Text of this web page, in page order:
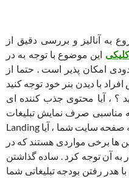
به آنالیز و بررسی دقیق از
این موضوع با توجه به در
امکان پذیر است . حتما از
با دیدن بنر خود توجه کنید
؟ ، آیا محتوی جذب کننده ای
مناسبی صرف نمایش تبلیغات
خود کرده اید ؟ ، پس از ورود کاربر به صفحه سایت شما ، آیا Landing
ها برخی مواردی هستند که در
به آن توجه کرد . ساده گذاشتن
هدر رفتن بودجه تبلیغاتی شما